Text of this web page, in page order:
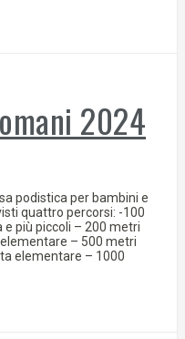
2024
podistica per bambini e
quattro percorsi: -100
più piccoli – 200 metri
– 500 metri
elementare – 1000